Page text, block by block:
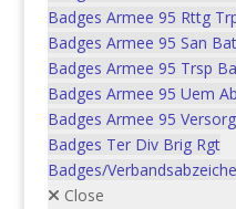
Badges Armee 95 Rttg
Badges Armee 95 San Bat
Badges Armee 95 Trsp
Badges Armee 95 Uem
Badges Armee 95
Badges Ter Div Brig Rgt
Badges/
Close
Gr art 2, Bttr
CHF5.00
In den